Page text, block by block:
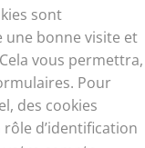
sont
bonne visite et
vous permettra,
Pour
des cookies
d’identification